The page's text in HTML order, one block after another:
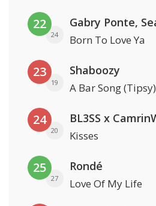
22
24 Born To Love Ya
23
19
Shaboozy
A Bar Song (Tipsy)
24
20 Kisses
25
27
Rondé
Love Of My Life